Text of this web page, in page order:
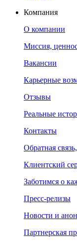
Компания
О компании
Миссия,
Вакансии
Карьерные
Отзывы
Реальные
Контакты
Обратная
Клиентский
Заботимся о
Пресс-релизы
Новости и
Партнерская